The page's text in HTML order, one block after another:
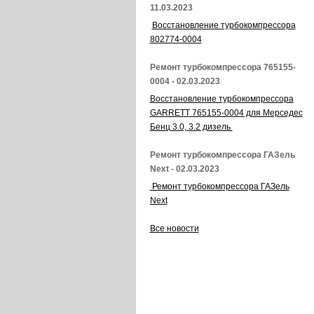
11.03.2023
Восстановление турбокомпрессора
802774-0004
Ремонт турбокомпрессора 765155-
0004 - 02.03.2023
Восстановление турбокомпрессора
GARRETT 765155-0004 для Мерседес
Бенц 3.0, 3.2 дизель
Ремонт турбокомпрессора ГАЗель
Next - 02.03.2023
Ремонт турбокомпрессора ГАЗель
Next
Все новости